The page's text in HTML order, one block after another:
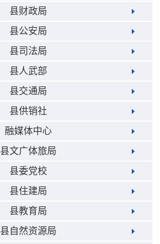
县财政局
县公安局
县司法局
县人武部
县交通局
县供销社
融媒体中心
县文广体旅局
县委党校
县住建局
县教育局
县自然资源局